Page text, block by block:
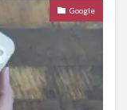
Google